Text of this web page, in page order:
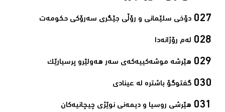
دۆخی سلێمانی و رۆڵی جێگری سەرۆکی حکومەت‌
لەم رۆژانەدا ‌
هێرشە موشەکییەکەی سەر هەولێرو پرسیارێک‌
گفتوگۆ باشترە لە عینادی‌
ھێرشی روسیا و دیمەنی نوێژی چیچانیەکان‌